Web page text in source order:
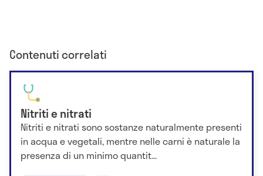
Contenuti correlati
Nitriti e nitrati
Nitriti e nitrati sono sostanze naturalmente presenti
in acqua e vegetali, mentre nelle carni è naturale la
presenza di un minimo quantit...